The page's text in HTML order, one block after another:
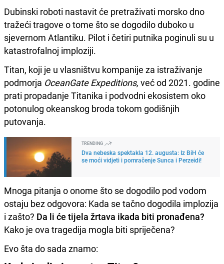
Dubinski roboti nastavit će pretraživati morsko dno
tražeći tragove o tome što se dogodilo duboko u
sjevernom Atlantiku. Pilot i četiri putnika poginuli su u
katastrofalnoj imploziji.
Titan, koji je u vlasništvu kompanije za istraživanje
podmorja OceanGate Expeditions, već od 2021. godine
prati propadanje Titanika i podvodni ekosistem oko
potonulog okeanskog broda tokom godišnjih
putovanja.
TRENDING
Dva nebeska spektakla 12. augusta: Iz BiH će
se moći vidjeti i pomračenje Sunca i Perzeidi!
Mnoga pitanja o onome što se dogodilo pod vodom
ostaju bez odgovora: Kada se tačno dogodila implozija
i zašto? Da li će tijela žrtava ikada biti pronađena?
Kako je ova tragedija mogla biti spriječena?
Evo šta do sada znamo: